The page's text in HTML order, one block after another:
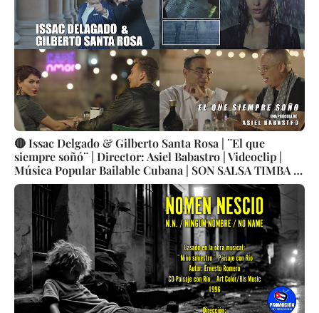
🔴 Issac Delgado & Gilberto Santa Rosa | ¨El que
siempre soñó¨ | Director: Asiel Babastro | Videoclip |
Música Popular Bailable Cubana | SON SALSA TIMBA |
Artistas Cubanos | Canción | CUBA